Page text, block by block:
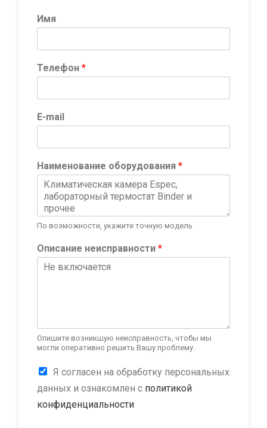
Имя
Телефон *
E-mail
Наименование оборудования *
По возможности, укажите точную модель
Описание неисправности *
Опишите возникшую неисправность, чтобы мы
могли оперативно решить Вашу проблему.
e
b
s
К
н
ф
Я согласен на обработку персональных
данных и ознакомлен с политикой
конфиденциальности